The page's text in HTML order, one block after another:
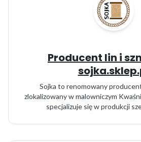
Producent lin i
Sojka to renomowany
zlokalizowany w malowniczym
specjalizuje się w produkcji